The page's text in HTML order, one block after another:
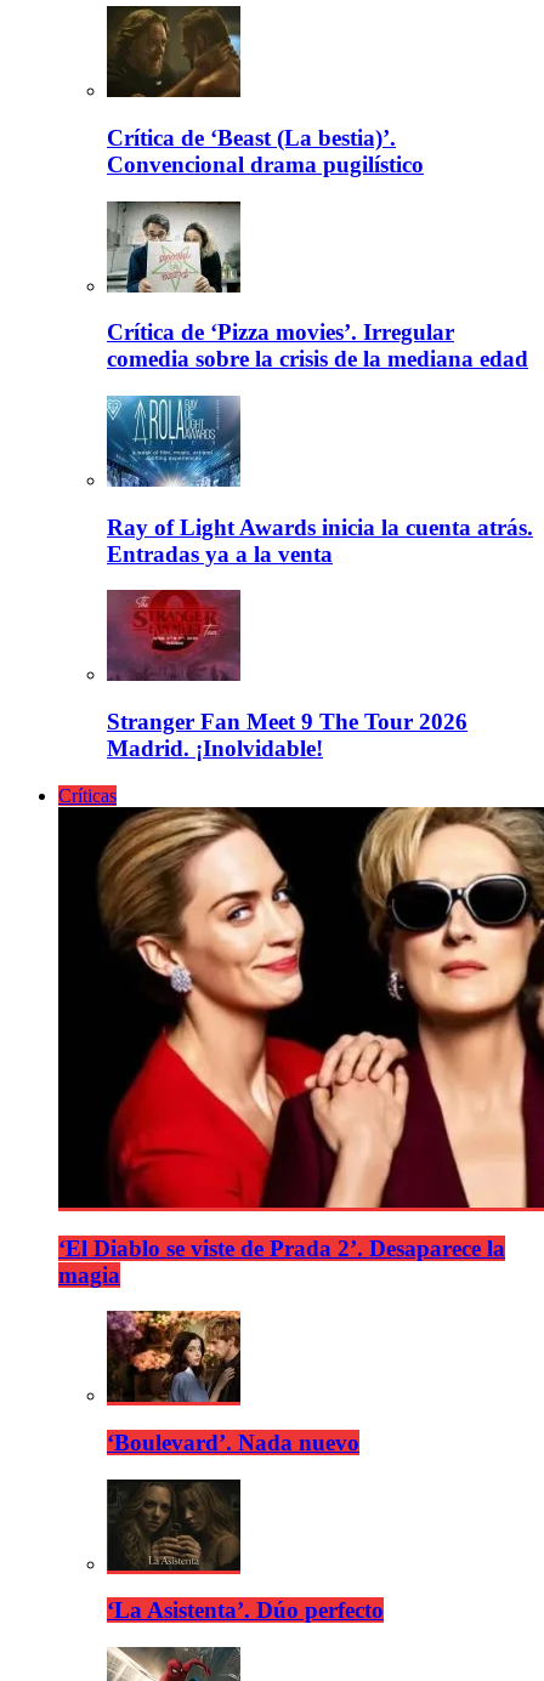
Crítica de ‘Beast (La bestia)’.
Convencional drama pugilístico
Crítica de ‘Pizza movies’. Irregular
comedia sobre la crisis de la mediana edad
Ray of Light Awards inicia la cuenta atrás.
Entradas ya a la venta
Stranger Fan Meet 9 The Tour 2026
Madrid. ¡Inolvidable!
Críticas
‘El Diablo se viste de Prada 2’. Desaparece la
magia
‘Boulevard’. Nada nuevo
‘La Asistenta’. Dúo perfecto